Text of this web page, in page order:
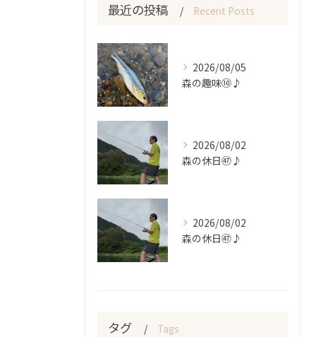
最近の投稿 Recent Posts
2026/08/05
森の趣味⑩♪
2026/08/02
森の休日㊼♪
2026/08/02
森の休日㊼♪
タグ Tags